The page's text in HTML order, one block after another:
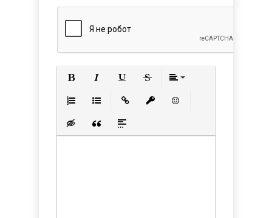
Вставка скрытого текста
Вставка цитаты
Вставка спойлера